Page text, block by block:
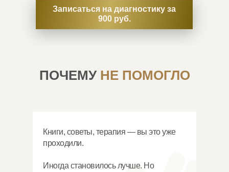
Записаться на диагностику за
900 руб.
ПОЧЕМУ НЕ ПОМОГЛО
Книги, советы, терапия — вы это уже
проходили.
Иногда становилось лучше. Но